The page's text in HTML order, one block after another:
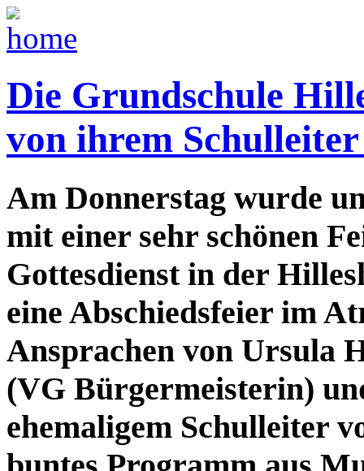
Die Grundschule
von ihrem
Am Donnerstag wurde
mit einer sehr schönen
Gottesdienst in der
eine Abschiedsfeier im
Ansprachen von Ursula
(VG Bürgermeisterin)
ehemaligem Schulleiter